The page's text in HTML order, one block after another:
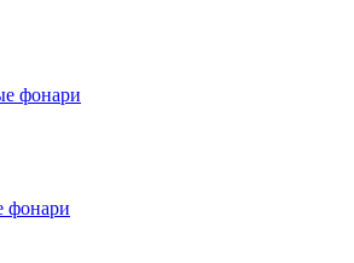
фонари
фонари